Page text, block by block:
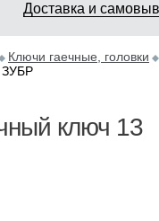
Доставка и
Ключи гаечные, головки
ЗУБР
ключ 13